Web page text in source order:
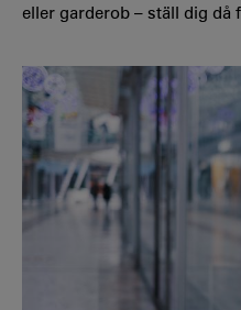
eller garderob – ställ dig då